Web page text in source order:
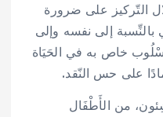
التّركيز على ضرورة
بالنِّسبة إلى نفسه وإلى
خاص به في الحَيَاة
على حس النّقد.
من الأَطْفَال